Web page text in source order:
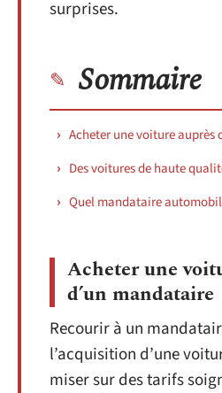
surprises.
Sommaire
Acheter une voiture auprès
Des voitures de haute
Quel mandataire
Acheter une
d’un mandataire
Recourir à un
l’acquisition d’une
miser sur des tarifs